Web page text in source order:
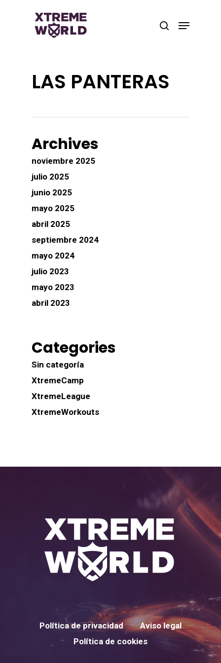
search
Menu
LAS PANTERAS
Archives
noviembre 2025
julio 2025
junio 2025
mayo 2025
abril 2025
septiembre 2024
mayo 2024
julio 2023
mayo 2023
abril 2023
Categories
Sin categoría
XtremeCamp
XtremeLeague
XtremeWorkouts
Política de privacidad
Aviso legal
Política de cookies